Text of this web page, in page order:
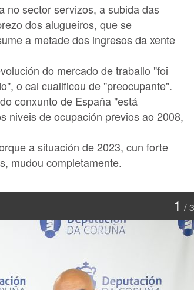
no sector servizos, a subida das
dos alugueiros, que se
a metade dos ingresos da xente
do mercado de traballo "foi
o cal cualificou de "preocupante".
conxunto de España "está
niveis de ocupación previos ao 2008,
a situación de 2023, cun forte
mudou completamente.
1 3